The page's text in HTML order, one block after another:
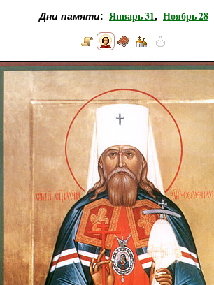
Дни памяти: Январь 31, Ноябрь 28